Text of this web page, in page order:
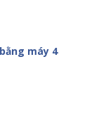
máy 4